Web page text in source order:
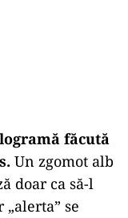
făcută
Un zgomot alb
doar ca să-l
se